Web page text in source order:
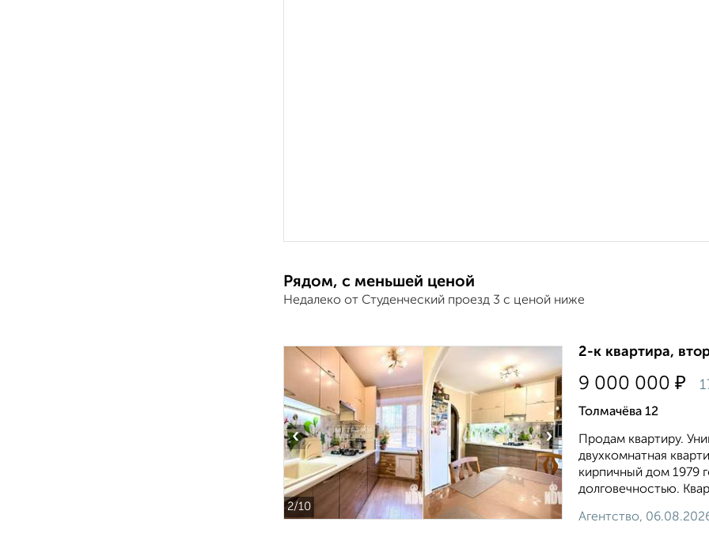
Рядом, с меньшей ценой
Недалеко от Студенческий проезд 3 с ценой ниже
2/10
‹ ›
2-к квартира,
9 000 000 ₽
Толмачёва 12
Продам квартиру.
двухкомнатная
кирпичный дом 1979
долговечностью.
Агентство,